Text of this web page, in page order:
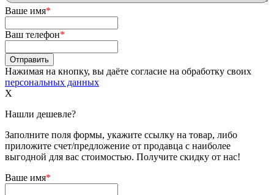
Ваше имя*
Ваш телефон*
Нажимая на кнопку, вы даёте согласие на обработку своих
персональных данных
X
Нашли дешевле?
Заполните поля формы, укажите ссылку на товар, либо
приложите счет/предложение от продавца с наиболее
выгодной для вас стоимостью. Получите скидку от нас!
Ваше имя*